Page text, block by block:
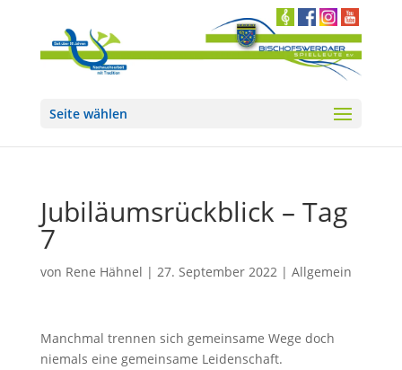
Seite wählen
Jubiläumsrückblick – Tag
7
von Rene Hähnel | 27. September 2022| Allgemein
Manchmal trennen sich gemeinsame Wege doch
niemals eine gemeinsame Leidenschaft.